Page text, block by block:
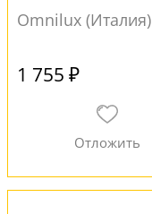
Omnilux (Италия)
1 755 ₽